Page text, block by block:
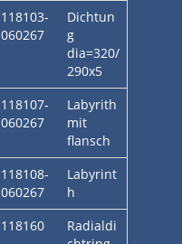
118103-
060267
Dichtun
g
dia=320/
290x5
118107-
060267
Labyrith
mit
flansch
118108-
060267
Labyrint
h
118160
Radialdi